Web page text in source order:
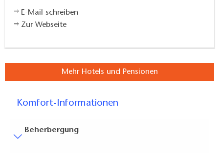
E-Mail schreiben
Zur Webseite
Mehr Hotels und Pensionen
Komfort-Informationen
Beherbergung